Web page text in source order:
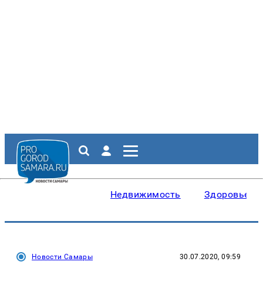
Недвижимость Здоровье
Новости Самары 30.07.2020, 09:59